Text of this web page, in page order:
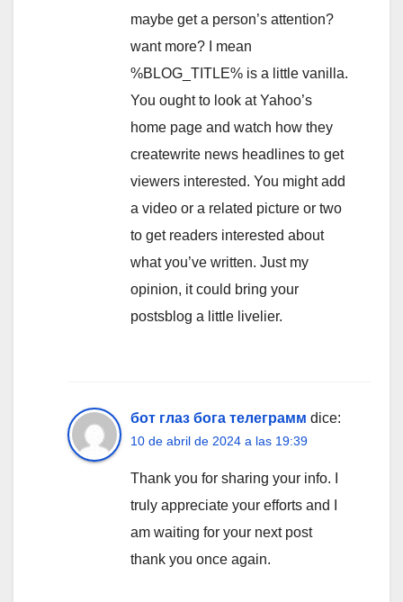
maybe get a person’s attention?
want more? I mean
%BLOG_TITLE% is a little vanilla.
You ought to look at Yahoo’s
home page and watch how they
createwrite news headlines to get
viewers interested. You might add
a video or a related picture or two
to get readers interested about
what you’ve written. Just my
opinion, it could bring your
postsblog a little livelier.
бот глаз бога телеграмм dice:
10 de abril de 2024 a las 19:39
Thank you for sharing your info. I
truly appreciate your efforts and I
am waiting for your next post
thank you once again.